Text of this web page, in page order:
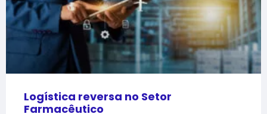
Logística reversa no Setor
Farmacêutico